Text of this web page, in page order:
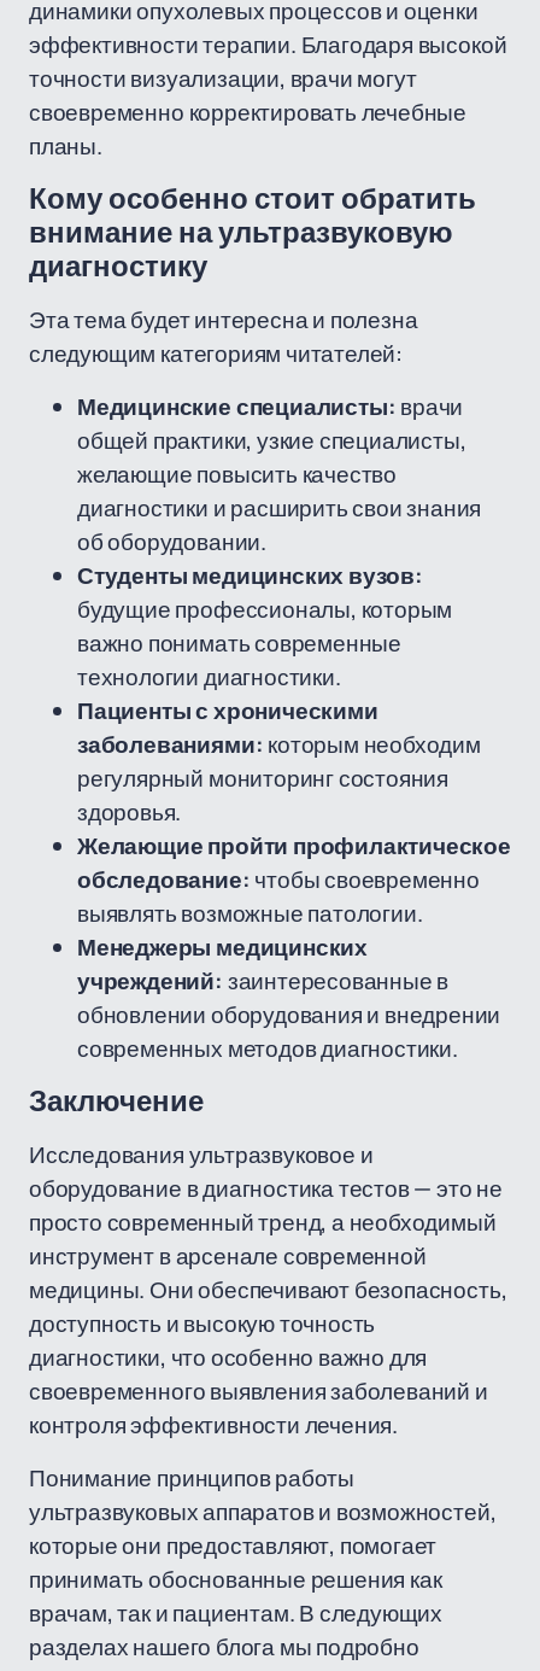
динамики опухолевых процессов и оценки
эффективности терапии. Благодаря высокой
точности визуализации, врачи могут
своевременно корректировать лечебные
планы.
Кому особенно стоит обратить
внимание на ультразвуковую
диагностику
Эта тема будет интересна и полезна
следующим категориям читателей:
Медицинские специалисты: врачи
общей практики, узкие специалисты,
желающие повысить качество
диагностики и расширить свои знания
об оборудовании.
Студенты медицинских вузов:
будущие профессионалы, которым
важно понимать современные
технологии диагностики.
Пациенты с хроническими
заболеваниями: которым необходим
регулярный мониторинг состояния
здоровья.
Желающие пройти профилактическое
обследование: чтобы своевременно
выявлять возможные патологии.
Менеджеры медицинских
учреждений: заинтересованные в
обновлении оборудования и внедрении
современных методов диагностики.
Заключение
Исследования ультразвуковое и
оборудование в диагностика тестов — это не
просто современный тренд, а необходимый
инструмент в арсенале современной
медицины. Они обеспечивают безопасность,
доступность и высокую точность
диагностики, что особенно важно для
своевременного выявления заболеваний и
контроля эффективности лечения.
Понимание принципов работы
ультразвуковых аппаратов и возможностей,
которые они предоставляют, помогает
принимать обоснованные решения как
врачам, так и пациентам. В следующих
разделах нашего блога мы подробно